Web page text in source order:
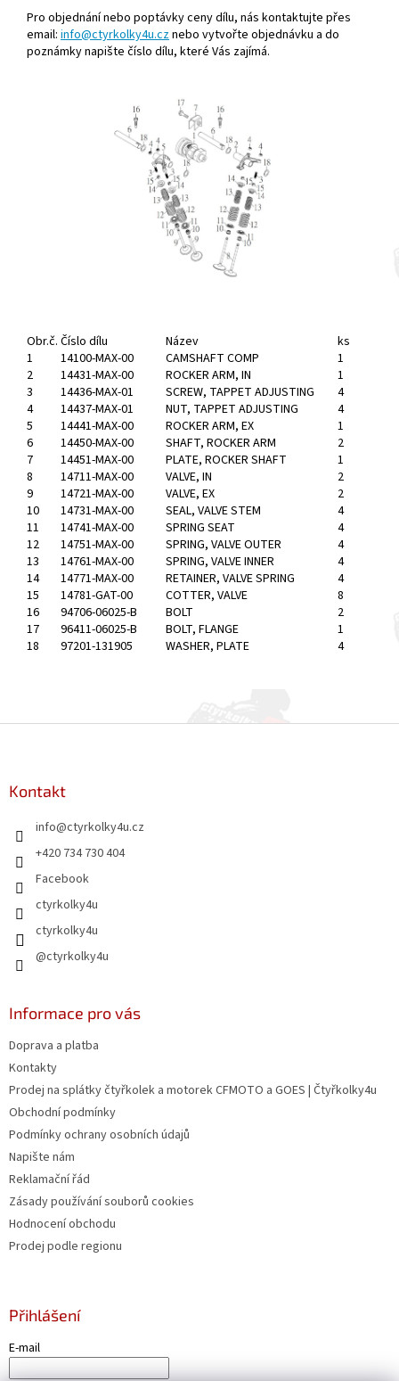
Pro objednání nebo poptávky ceny dílu, nás kontaktujte přes
email: info@ctyrkolky4u.cznebo vytvořte objednávku a do
poznámky napište číslo dílu, které Vás zajímá.
Obr.č. Číslo dílu Název
ks
1
14100-MAX-00 CAMSHAFT COMP
1
2
14431-MAX-00 ROCKER ARM, IN
1
3
14436-MAX-01 SCREW, TAPPET ADJUSTING
4
4
14437-MAX-01 NUT, TAPPET ADJUSTING
4
5
14441-MAX-00 ROCKER ARM, EX
1
6
14450-MAX-00 SHAFT, ROCKER ARM
2
7
14451-MAX-00 PLATE, ROCKER SHAFT
1
8
14711-MAX-00 VALVE, IN
2
9
14721-MAX-00 VALVE, EX
2
10
14731-MAX-00 SEAL, VALVE STEM
4
11
14741-MAX-00 SPRING SEAT
4
12
14751-MAX-00 SPRING, VALVE OUTER
4
13
14761-MAX-00 SPRING, VALVE INNER
4
14
14771-MAX-00 RETAINER, VALVE SPRING
4
15
14781-GAT-00 COTTER, VALVE
8
16
94706-06025-B BOLT
2
17
96411-06025-B BOLT, FLANGE
1
18
97201-131905 WASHER, PLATE 4
Kontakt
info@ctyrkolky4u.cz
+420 734 730 404
Facebook
ctyrkolky4u
ctyrkolky4u
@ctyrkolky4u
Informace pro vás
Doprava a platba
Kontakty
Prodej na splátky čtyřkolek a motorek CFMOTO a GOES | Čtyřkolky4u
Obchodní podmínky
Podmínky ochrany osobních údajů
Napište nám
Reklamační řád
Zásady používání souborů cookies
Hodnocení obchodu
Prodej podle regionu
Přihlášení
E-mail